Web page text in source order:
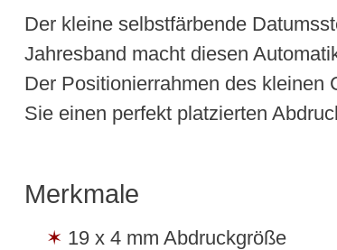
Der kleine selbstfärbende
Jahresband macht diesen
Der Positionierrahmen des kleinen
Sie einen perfekt platzierten
Merkmale
19 x 4 mm Abdruckgröße